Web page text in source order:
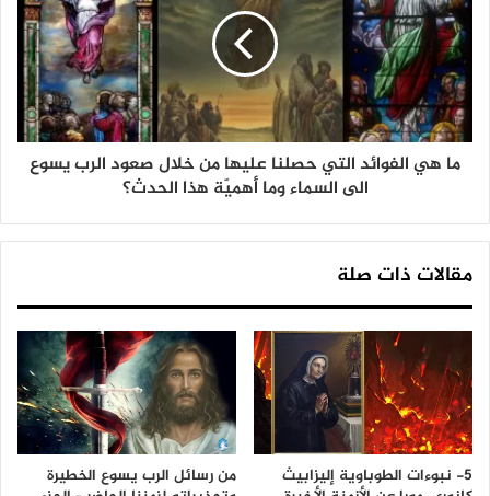
ما هي الفوائد التي حصلنا عليها من خلال صعود الرب يسوع
الى السماء وما أهميّة هذا الحدث؟
مقالات ذات صلة
5- نبوءات الطوباوية إليزابيث
من رسائل الرب يسوع الخطيرة